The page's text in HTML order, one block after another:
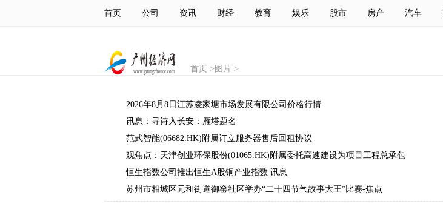
首页 公司 资讯 财经 教育 娱乐 股市 房产 汽车
首页 > 图片 >
2026年8月8日江苏凌家塘市场发展有限公司价格行情
讯息：寻诗入长安：雁塔题名
范式智能(06682.HK)附属订立服务器售后回租协议
观焦点：天津创业环保股份(01065.HK)附属委托高速建设为项目工程总承包
恒生指数公司推出恒生A股铜产业指数 讯息
苏州市相城区元和街道御窑社区举办“二十四节气故事大王”比赛-焦点